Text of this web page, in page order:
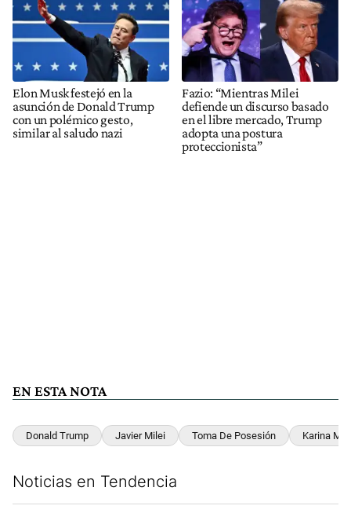
Elon Musk festejó en la
asunción de Donald Trump
con un polémico gesto,
similar al saludo nazi
Fazio: “Mientras Milei
defiende un discurso basado
en el libre mercado, Trump
adopta una postura
proteccionista”
EN ESTA NOTA
Donald Trump Javier Milei Toma De Posesión Karina
Noticias en Tendencia